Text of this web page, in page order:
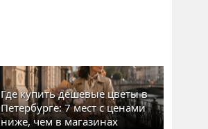
Где купить дешевые цветы в
Петербурге: 7 мест с ценами
ниже, чем в магазинах